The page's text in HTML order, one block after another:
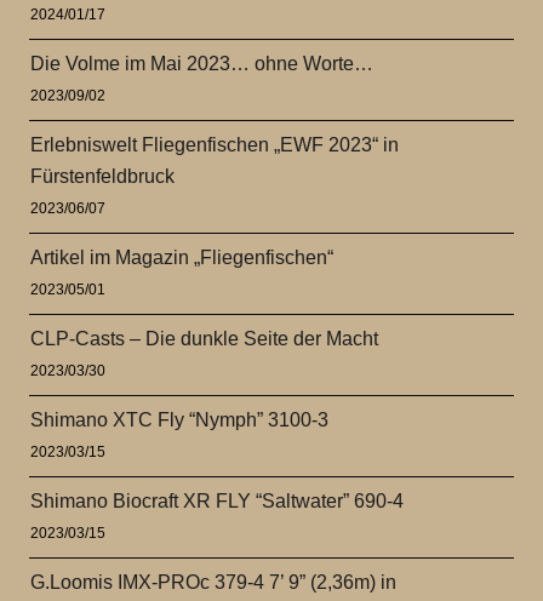
2024/01/17
Die Volme im Mai 2023… ohne Worte…
2023/09/02
Erlebniswelt Fliegenfischen „EWF 2023“ in
Fürstenfeldbruck
2023/06/07
Artikel im Magazin „Fliegenfischen“
2023/05/01
CLP-Casts – Die dunkle Seite der Macht
2023/03/30
Shimano XTC Fly “Nymph” 3100-3
2023/03/15
Shimano Biocraft XR FLY “Saltwater” 690-4
2023/03/15
G.Loomis IMX-PROc 379-4 7’ 9” (2,36m) in